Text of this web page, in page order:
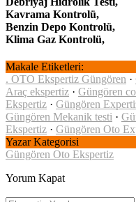
Kavrama Kontrolü,
Benzin Depo Kontrolü,
Klima Gaz Kontrolü,
Makale Etiketleri:
. OTO Ekspertiz Güngören ·
Araç ekspertiz · Güngören
Ekspertiz · Güngören
Güngören Mekanik testi ·
Ekspertiz · Güngören Oto
Yazar Kategorisi
Güngören Oto Ekspertiz
Yorum Kapat